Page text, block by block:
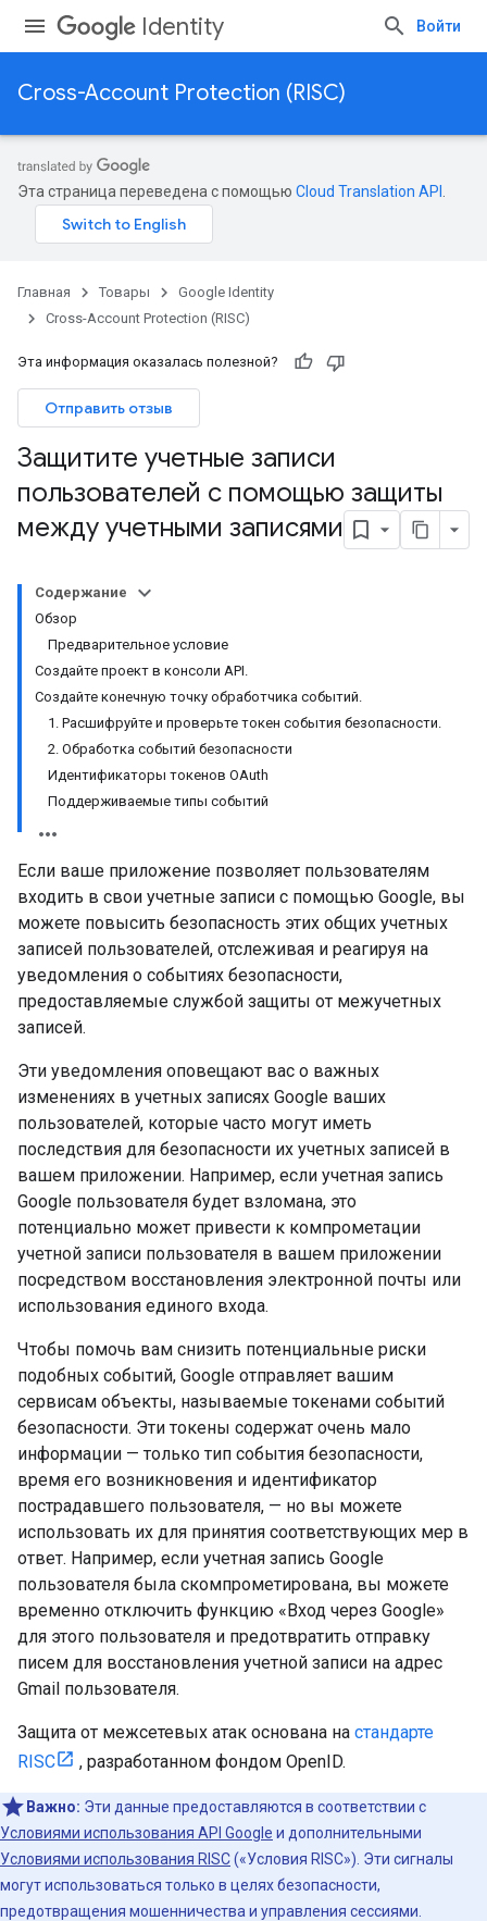
Identity Войти
Cross-Account Protection (RISC)
Эта страница переведена с помощью Cloud Translation API
Главная Товары
Google Identity
Cross-Account Protection (RISC)
Эта информация оказалась полезной?
Отправить отзыв
Защитите учетные записи
пользователей с помощью защиты
между учетными записями
Содержание
Обзор
Предварительное условие
Создайте проект в консоли API.
Создайте конечную точку обработчика событий.
1. Расшифруйте и проверьте токен события безопасности.
2. Обработка событий безопасности
Идентификаторы токенов OAuth
Поддерживаемые типы событий
Если ваше приложение позволяет пользователям
входить в свои учетные записи с помощью Google, вы
можете повысить безопасность этих общих учетных
записей пользователей, отслеживая и реагируя на
уведомления о событиях безопасности,
предоставляемые службой защиты от межучетных
записей.
Эти уведомления оповещают вас о важных
изменениях в учетных записях Google ваших
пользователей, которые часто могут иметь
последствия для безопасности их учетных записей в
вашем приложении. Например, если учетная запись
Google пользователя будет взломана, это
потенциально может привести к компрометации
учетной записи пользователя в вашем приложении
посредством восстановления электронной почты или
использования единого входа.
Чтобы помочь вам снизить потенциальные риски
подобных событий, Google отправляет вашим
сервисам объекты, называемые токенами событий
безопасности. Эти токены содержат очень мало
информации — только тип события безопасности,
время его возникновения и идентификатор
пострадавшего пользователя, — но вы можете
использовать их для принятия соответствующих мер в
ответ. Например, если учетная запись Google
пользователя была скомпрометирована, вы можете
временно отключить функцию «Вход через Google»
для этого пользователя и предотвратить отправку
писем для восстановления учетной записи на адрес
Gmail пользователя.
Защита от межсетевых атак основана на стандарте
RISC
, разработанном фондом OpenID.
Важно: Эти данные предоставляются в соответствии с
Условиями использования API Google и дополнительными
Условиями использования RISC(«Условия RISC»). Эти сигналы
могут использоваться только в целях безопасности,
предотвращения мошенничества и управления сессиями.